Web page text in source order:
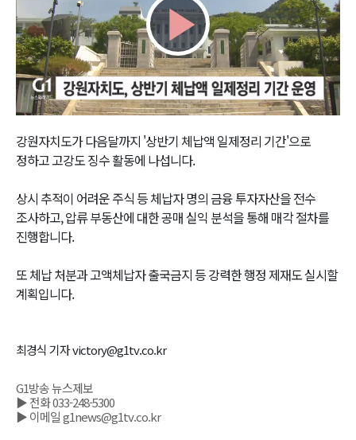
Play
Video
강원자치도가 다음달까지 '상반기 체납액 일제정리 기간'으로
정하고 고강도 징수 활동에 나섭니다.
상시 추적이 어려운 주식 등 체납자 명의 금융 투자자산을 전수
조사하고, 압류 부동산에 대한 공매 실익 분석을 통해 매각 절차를
진행합니다.
또 체납 처분과 고액체납자 출국금지 등 강력한 행정 제재도 실시할
계획입니다.
최경식 기자 victory@g1tv.co.kr
G1방송 뉴스제보
▶ 전화 033-248-5300
▶ 이메일 g1news@g1tv.co.kr